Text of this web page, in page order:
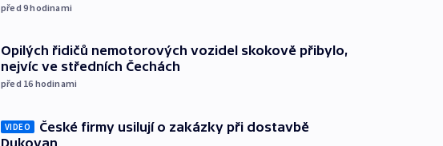
před 9hodinami
Opilých řidičů nemotorových vozidel skokově přibylo,
nejvíc ve středních Čechách
před 16 hodinami
VIDEO
České firmy usilují o zakázky při dostavbě
Dukovan